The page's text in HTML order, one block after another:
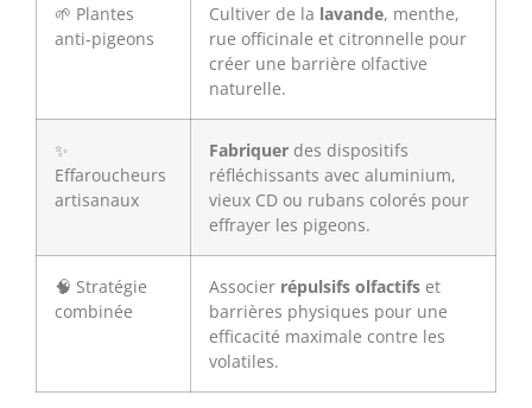
🌱 Plantes
anti-pigeons
Cultiver de la lavande, menthe,
rue officinale et citronnelle pour
créer une barrière olfactive
naturelle.
✨
Effaroucheurs
artisanaux
Fabriquer des dispositifs
réfléchissants avec aluminium,
vieux CD ou rubans colorés pour
effrayer les pigeons.
🧠 Stratégie
combinée
Associer répulsifs olfactifs et
barrières physiques pour une
efficacité maximale contre les
volatiles.